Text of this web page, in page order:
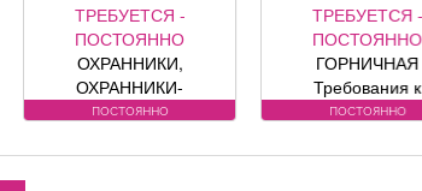
ТРЕБУЕТСЯ -
ПОСТОЯННО
ОХРАННИКИ,
ОХРАННИКИ-
ВОДИТЕЛИ Требования
Условия:
ЛИЦЕНЗИРОВАННЫЕ
постоянно
ТРЕБУЕТСЯ -
ПОСТОЯННО
ГОРНИЧНАЯ
Требования к
кандидату: без опыта
-Влажная и сухая
постоянно